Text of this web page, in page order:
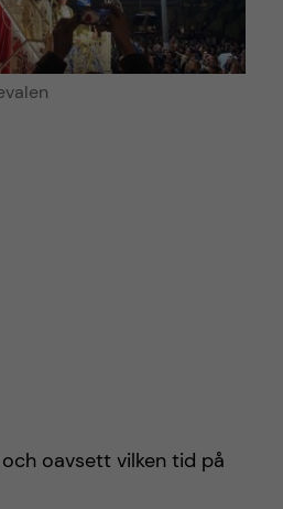
oavsett vilken tid på